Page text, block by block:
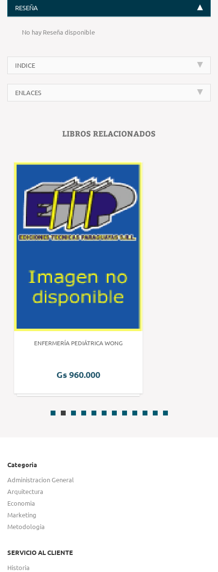
RESEÑA
No hay Reseña disponible
INDICE
ENLACES
LIBROS RELACIONADOS
ENFERMERÍA PEDIÁTRICA WONG
Gs 960.000
Categoria
Administracion General
Arquitectura
Economia
Marketing
Metodologia
SERVICIO AL CLIENTE
Historia